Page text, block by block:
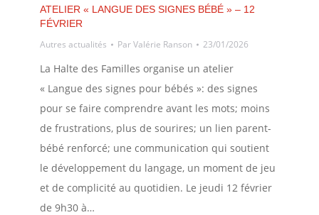
ATELIER « LANGUE DES SIGNES BÉBÉ » – 12
FÉVRIER
Autres actualités ParValérie Ranson 23/01/2026
La Halte des Familles organise un atelier
« Langue des signes pour bébés »: des signes
pour se faire comprendre avant les mots; moins
de frustrations, plus de sourires; un lien parent-
bébé renforcé; une communication qui soutient
le développement du langage, un moment de jeu
et de complicité au quotidien. Le jeudi 12 février
de 9h30 à…